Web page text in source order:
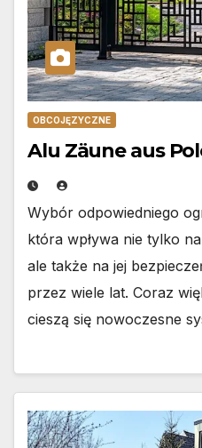
OBCOJĘZYCZNE
Alu Zäune aus
Wybór odpowiedniego
która wpływa nie tylko
ale także na jej
przez wiele lat. Coraz
cieszą się nowoczesne